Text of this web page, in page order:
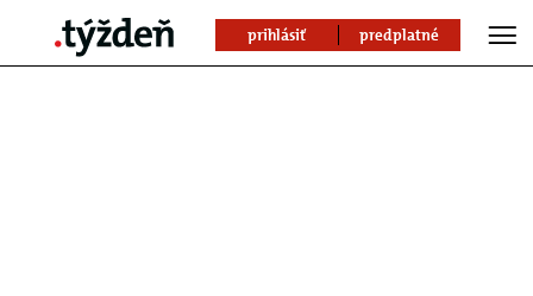
prihlásiť predplatné